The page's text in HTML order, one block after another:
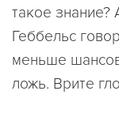
такое
Геббельс
меньше
ложь. Врите